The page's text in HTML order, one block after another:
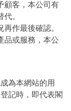
顧客，本公司有
。
作最後確認。
品或服務，本公
為本網站的用
記時，即代表閣